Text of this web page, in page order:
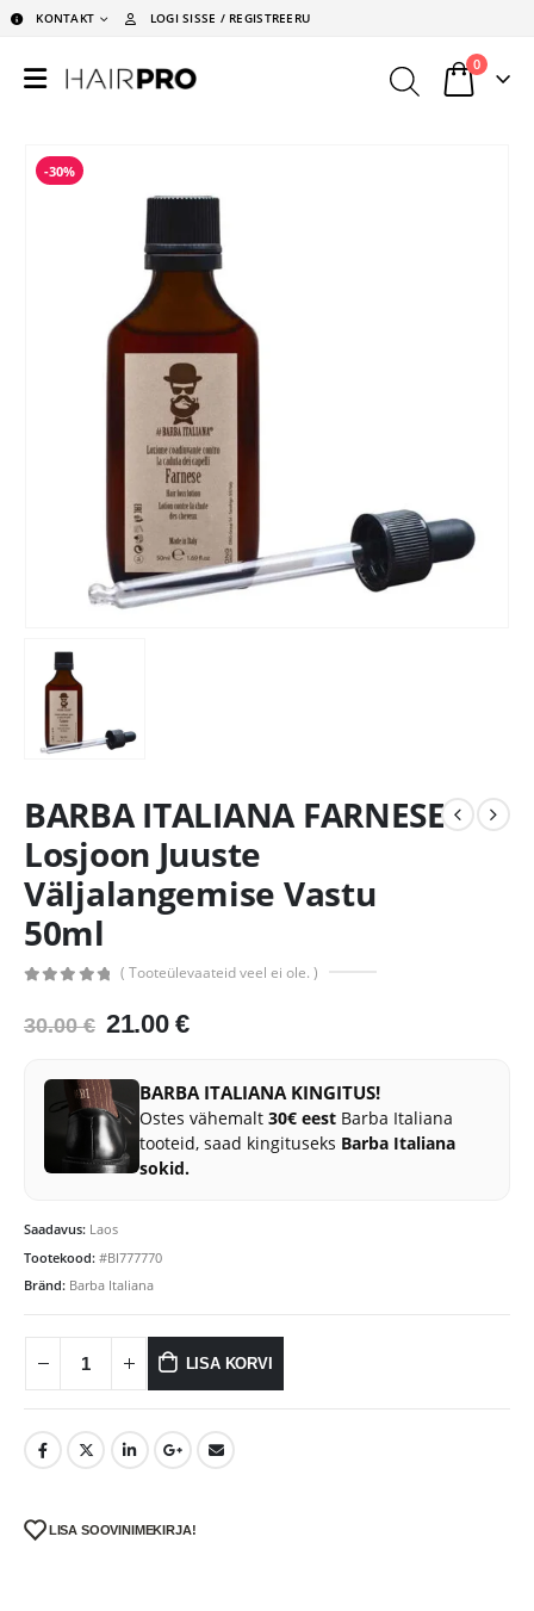
KONTAKT LOGI SISSE / REGISTREERU
0
-30%
BARBA ITALIANA FARNESE
Losjoon Juuste
Väljalangemise Vastu
50ml
( Tooteülevaateid veel ei ole. )
30.00€ Algne
oli:
30.00 €.
21.00 €Praegune
21.00 €.
BARBA ITALIANA KINGITUS!
Ostes vähemalt 30€ eest Barba Italiana
tooteid, saad kingituseks Barba Italiana
sokid.
Saadavus: Laos
Tootekood: #BI777770
Bränd: Barba Italiana
LISA KORVI
LISA SOOVINIMEKIRJA!